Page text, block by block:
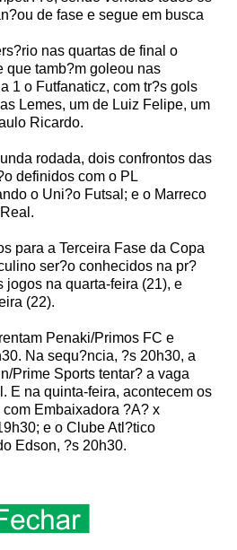
de fase e segue em busca
nas quartas de final o
que tamb?m goleou nas
1 o Futfanaticz, com tr?s gols
Lemes, um de Luiz Felipe, um
Ricardo.
rodada, dois confrontos das
definidos com o PL
o Uni?o Futsal; e o Marreco
para a Terceira Fase da Copa
ser?o conhecidos na pr?
jogos na quarta-feira (21), e
(22).
Penaki/Primos FC e
Na sequ?ncia, ?s 20h30, a
Prime Sports tentar? a vaga
E na quinta-feira, acontecem os
Embaixadora ?A? x
e o Clube Atl?tico
Edson, ?s 20h30.